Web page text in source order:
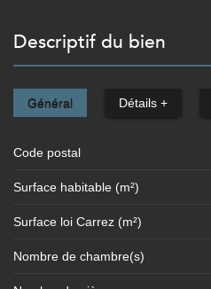
descriptif du bien
Général Détails +
Code postal
Surface habitable (m²)
Surface loi Carrez (m²)
Nombre de chambre(s)